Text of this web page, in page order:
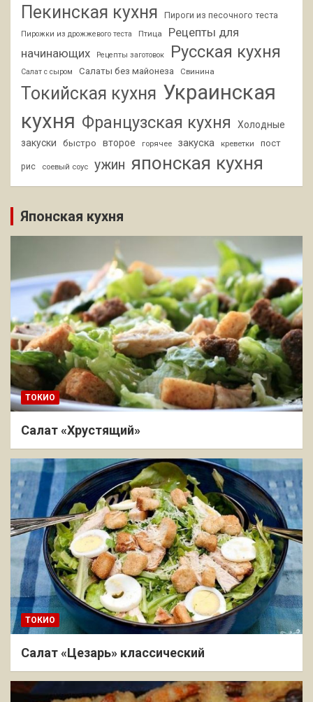
Пекинская кухня Пироги из песочного теста
Пирожки из дрожжевого теста Птица
Рецепты для
начинающих
Рецепты заготовок Русская кухня
Салат с сыром Салаты без майонеза Свинина
Токийская кухня Украинская
кухня Французская кухня
Холодные
закуски
быстро второе горячее закуска креветки пост
рис соевый соус ужин японская кухня
Японская кухня
ТОКИО
Салат «Хрустящий»
ТОКИО
Салат «Цезарь» классический